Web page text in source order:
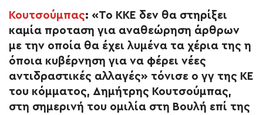
Κουτσούμπας: «Το ΚΚΕ δεν θα στηρίξει
καμία προταση για αναθεώρηση άρθρων
με την οποία θα έχει λυμένα τα χέρια της η
όποια κυβέρνηση για να φέρει νέες
αντιδραστικές αλλαγές» τόνισε ο γγ της ΚΕ
του κόμματος, Δημήτρης Κουτσούμπας,
στη σημερινή του ομιλία στη Βουλή επί της